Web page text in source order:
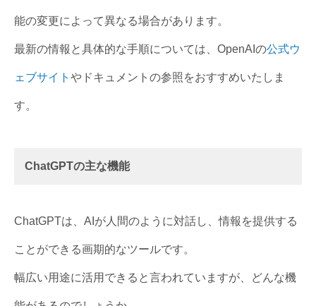
能の変更によって異なる場合があります。
最新の情報と具体的な手順については、OpenAIの公式ウ
ェブサイト やドキュメントの参照をおすすめいたしま
す。
ChatGPTの主な機能
ChatGPTは、AIが人間のように対話し、情報を提供する
ことができる画期的なツールです。
幅広い用途に活用できると言われていますが、どんな機